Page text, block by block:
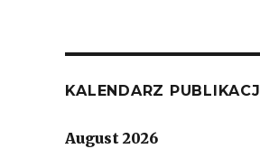
KALENDARZ PUBLIKACJI
August 2026